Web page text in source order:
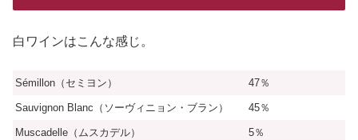
白ワインはこんな感じ。
Sémillon（セミヨン） 47％
Sauvignon Blanc（ソーヴィニョン・ブラン） 45％
Muscadelle（ムスカデル） 5％